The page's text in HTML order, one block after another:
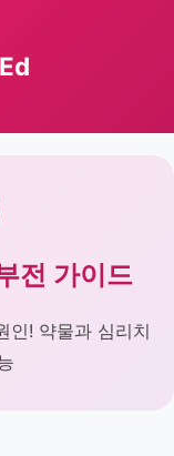
전 가이드
인! 약물과 심리치